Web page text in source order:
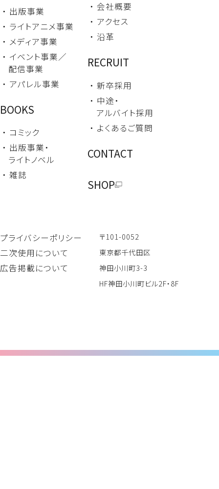
プライバシーポリシー
二次使用について
広告掲載について
〒101-0052
東京都千代田区
神田小川町3-3
HF神田小川町ビル2F・8F
・ 出版事業
・ ライトアニメ事業
・ メディア事業
・ イベント事業／
配信事業
・ アパレル事業
BOOKS
・ コミック
・ 出版事業・
ライトノベル
・ 雑誌
・ 会社概要
・ アクセス
・ 沿革
RECRUIT
・ 新卒採用
・ 中途・
アルバイト採用
・ よくあるご質問
CONTACT
SHOP